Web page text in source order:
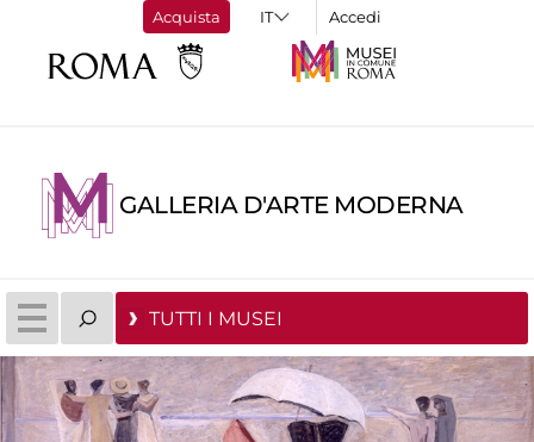
Acquista Accedi
GALLERIA D'ARTE MODERNA
TUTTI I MUSEI